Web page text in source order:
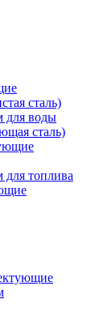
сталь)
для воды
сталь)
топлива